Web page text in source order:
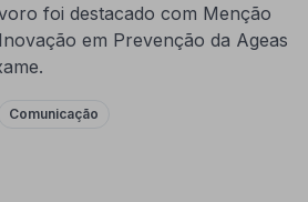
foi destacado com Menção
em Prevenção da Ageas
Comunicação